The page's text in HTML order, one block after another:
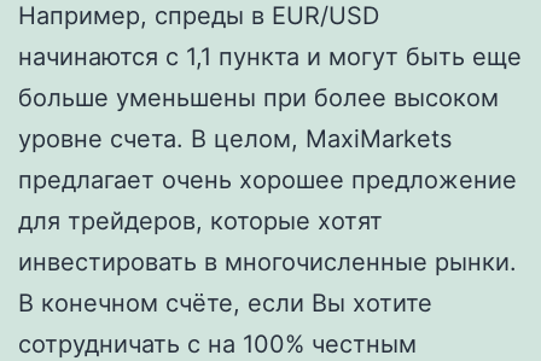
Например, спреды в EUR/USD
начинаются с 1,1 пункта и могут быть еще
больше уменьшены при более высоком
уровне счета. В целом, MaxiMarkets
предлагает очень хорошее предложение
для трейдеров, которые хотят
инвестировать в многочисленные рынки.
В конечном счёте, если Вы хотите
сотрудничать с на 100% честным